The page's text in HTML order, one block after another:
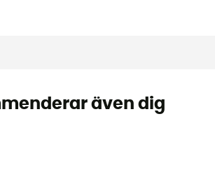
även dig